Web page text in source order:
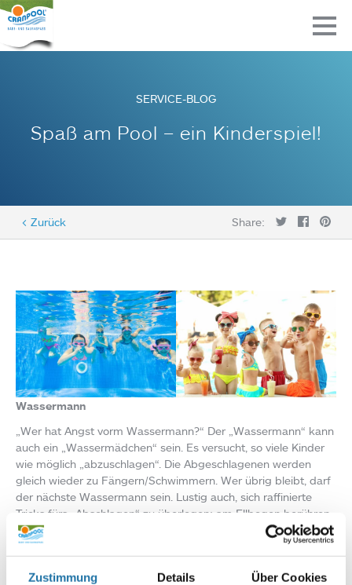
Zustimmung Details Über Cookies
SERVICE-BLOG
Spaß am Pool – ein Kinderspiel!
< Zurück Share:
Wassermann
„Wer hat Angst vorm Wassermann?“ Der „Wassermann“ kann
auch ein „Wassermädchen“ sein. Es versucht, so viele Kinder
wie möglich „abzuschlagen“. Die Abgeschlagenen werden
gleich wieder zu Fängern/Schwimmern. Wer übrig bleibt, darf
der nächste Wassermann sein. Lustig auch, sich raffinierte
Tricks fürs „Abschlagen“ zu überlegen: am Ellbogen berühren,
ein Plastikband aus der Badehose ziehen oder die Badekappe
herunterreißen. Der Fantasie sein keine Grenzen gesetzt!
Versteinern